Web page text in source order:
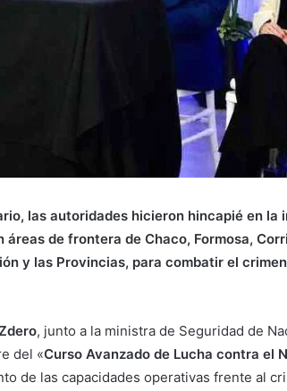
las autoridades hicieron hincapié en
áreas de frontera de Chaco, Formosa,
y las Provincias, para combatir el
, junto a la ministra de Seguridad de
del «Curso Avanzado de Lucha contra el
de las capacidades operativas frente al